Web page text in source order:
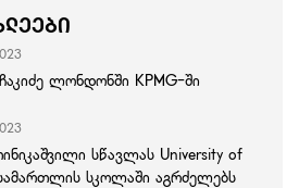
ლონდონში KPMG-ში
სწავლას University of
სკოლაში აგრძელებს